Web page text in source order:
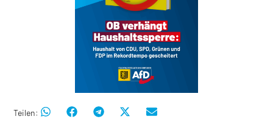
Teilen: